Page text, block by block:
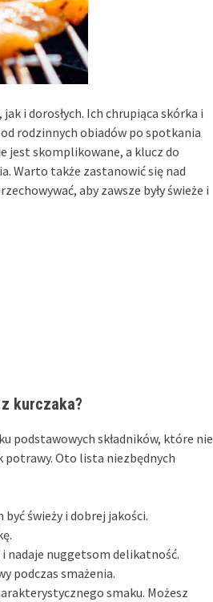
i dorosłych. Ich chrupiąca skórka i
rodzinnych obiadów po spotkania
jest skomplikowane, a klucz do
Warto także zastanowić się nad
aby zawsze były świeże i
kurczaka?
podstawowych składników, które nie
potrawy. Oto lista niezbędnych
świeży i dobrej jakości.
i nadaje nuggetsom delikatność.
podczas smażenia.
smaku. Możesz